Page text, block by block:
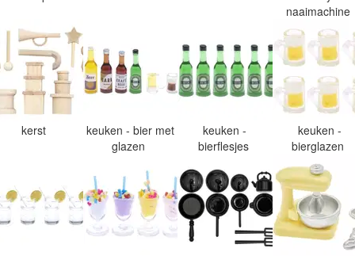
naaimachine
kerst
keuken - bier met
glazen
keuken -
bierflesjes
keuken -
bierglazen